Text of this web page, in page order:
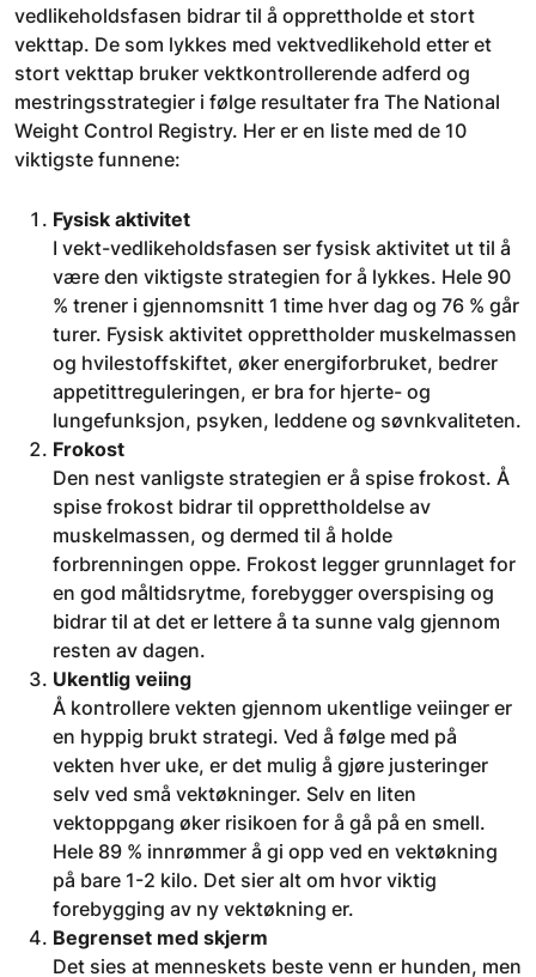
vedlikeholdsfasen bidrar til å opprettholde et stort
vekttap. De som lykkes med vektvedlikehold etter et
stort vekttap bruker vektkontrollerende adferd og
mestringsstrategier i følge resultater fra The National
Weight Control Registry. Her er en liste med de 10
viktigste funnene:
Fysisk aktivitet
I vekt-vedlikeholdsfasen ser fysisk aktivitet ut til å
være den viktigste strategien for å lykkes. Hele 90
% trener i gjennomsnitt 1 time hver dag og 76 % går
turer. Fysisk aktivitet opprettholder muskelmassen
og hvilestoffskiftet, øker energiforbruket, bedrer
appetittreguleringen, er bra for hjerte- og
lungefunksjon, psyken, leddene og søvnkvaliteten.
Frokost
Den nest vanligste strategien er å spise frokost. Å
spise frokost bidrar til opprettholdelse av
muskelmassen, og dermed til å holde
forbrenningen oppe. Frokost legger grunnlaget for
en god måltidsrytme, forebygger overspising og
bidrar til at det er lettere å ta sunne valg gjennom
resten av dagen.
Ukentlig veiing
Å kontrollere vekten gjennom ukentlige veiinger er
en hyppig brukt strategi. Ved å følge med på
vekten hver uke, er det mulig å gjøre justeringer
selv ved små vektøkninger. Selv en liten
vektoppgang øker risikoen for å gå på en smell.
Hele 89 % innrømmer å gi opp ved en vektøkning
på bare 1-2 kilo. Det sier alt om hvor viktig
forebygging av ny vektøkning er.
Begrenset med skjerm
Det sies at menneskets beste venn er hunden, men